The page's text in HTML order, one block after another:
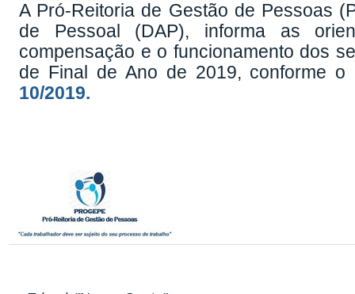
A Pró-Reitoria de Gestão de Pessoas
de Pessoal (DAP), informa as
compensação e o funcionamento dos
de Final de Ano de 2019, conforme o
10/2019.